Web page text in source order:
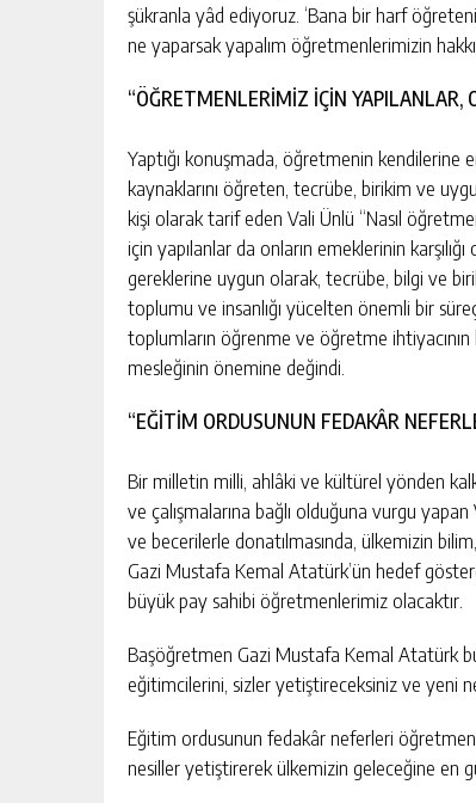
şükranla yâd ediyoruz. ‘Bana bir harf
ne yaparsak yapalım öğretmenlerimizin
“ÖĞRETMENLERİMİZ İÇİN YAPILANLAR,
Yaptığı konuşmada, öğretmenin kendilerine
kaynaklarını öğreten, tecrübe, birikim ve
kişi olarak tarif eden Vali Ünlü “Nasıl
için yapılanlar da onların emeklerinin
gereklerine uygun olarak, tecrübe, bilgi ve
toplumu ve insanlığı yücelten önemli bir
toplumların öğrenme ve öğretme
mesleğinin önemine değindi.
“EĞİTİM ORDUSUNUN FEDAKÂR
Bir milletin milli, ahlâki ve kültürel yönden
ve çalışmalarına bağlı olduğuna vurgu
ve becerilerle donatılmasında, ülkemizin
Gazi Mustafa Kemal Atatürk’ün hedef
büyük pay sahibi öğretmenlerimiz olacaktır.
Başöğretmen Gazi Mustafa Kemal Atatürk
eğitimcilerini, sizler yetiştireceksiniz ve yeni
Eğitim ordusunun fedakâr neferleri
nesiller yetiştirerek ülkemizin geleceğine en